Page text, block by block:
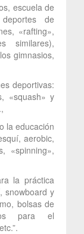
escuela de
de
«rafting»,
similares),
gimnasios,
deportivas:
«squash» y
la educación
aerobic,
«spinning»,
la práctica
snowboard y
bolsas de
para el